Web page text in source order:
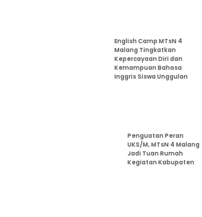
English Camp MTsN 4
Malang Tingkatkan
Kepercayaan Diri dan
Kemampuan Bahasa
Inggris Siswa Unggulan
Penguatan Peran
UKS/M, MTsN 4 Malang
Jadi Tuan Rumah
Kegiatan Kabupaten